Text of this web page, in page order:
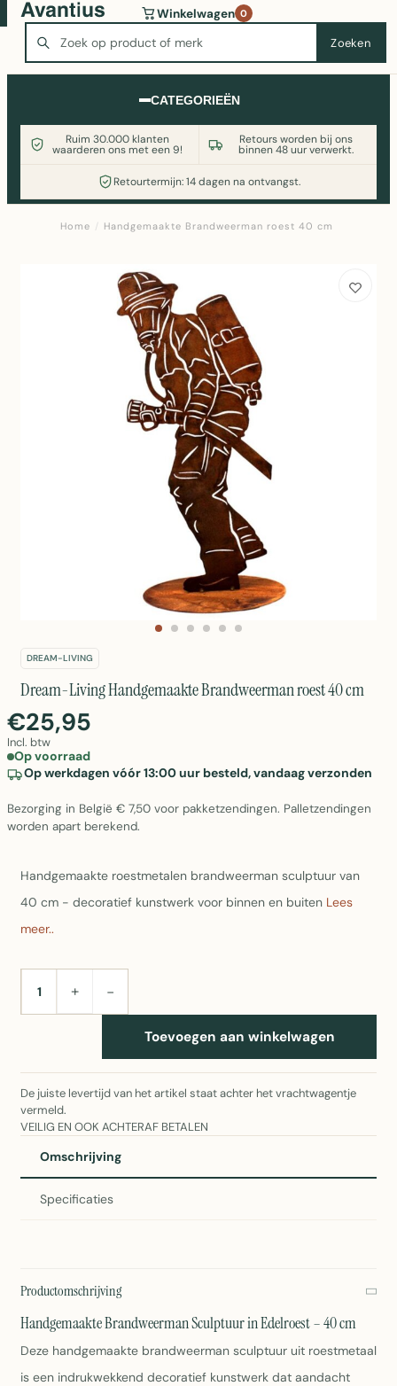
Zoeken
Winkelwagen 0
CATEGORIEËN
Ruim 30.000 klanten
waarderen ons met een 9!
Retours worden bij ons
binnen 48 uur verwerkt.
Retourtermijn: 14 dagen na ontvangst.
Wasmachine of koelkast nodig? Vergelijk alle prijzen op
Witgoedaanbod.nl
Home / Handgemaakte Brandweerman roest 40 cm
DREAM-LIVING
Dream-Living Handgemaakte Brandweerman roest 40 cm
€25,95
Incl. btw
Op voorraad
Op werkdagen vóór 13:00 uur besteld, vandaag verzonden
Bezorging in België € 7,50 voor pakketzendingen. Palletzendingen
worden apart berekend.
Handgemaakte roestmetalen brandweerman sculptuur van
40 cm - decoratief kunstwerk voor binnen en buiten Lees
meer..
AANTAL+ −
Toevoegen aan winkelwagen
De juiste levertijd van het artikel staat achter het vrachtwagentje
vermeld.
VEILIG EN OOK ACHTERAF BETALEN
Omschrijving
Specificaties
Productomschrijving
Handgemaakte Brandweerman Sculptuur in Edelroest – 40 cm
Deze handgemaakte brandweerman sculptuur uit roestmetaal
is een indrukwekkend decoratief kunstwerk dat aandacht